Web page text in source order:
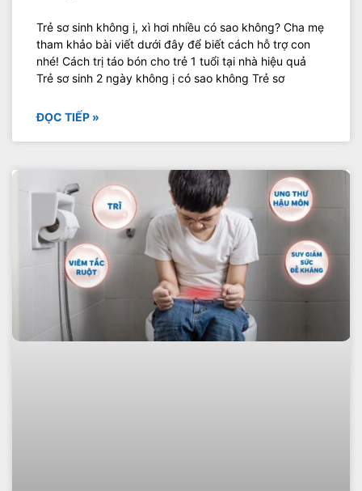
Trẻ sơ sinh không ị, xì hơi nhiều có sao không? Cha mẹ
tham khảo bài viết dưới đây để biết cách hỗ trợ con
nhé! Cách trị táo bón cho trẻ 1 tuổi tại nhà hiệu quả
Trẻ sơ sinh 2 ngày không ị có sao không Trẻ sơ
ĐỌC TIẾP »